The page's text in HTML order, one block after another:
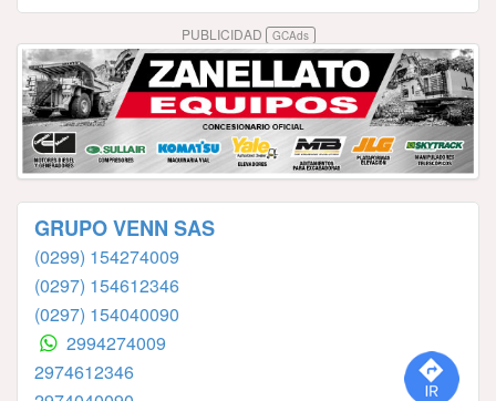
PUBLICIDAD GCAds
GRUPO VENN SAS
(0299) 154274009
(0297) 154612346
(0297) 154040090
2994274009
2974612346